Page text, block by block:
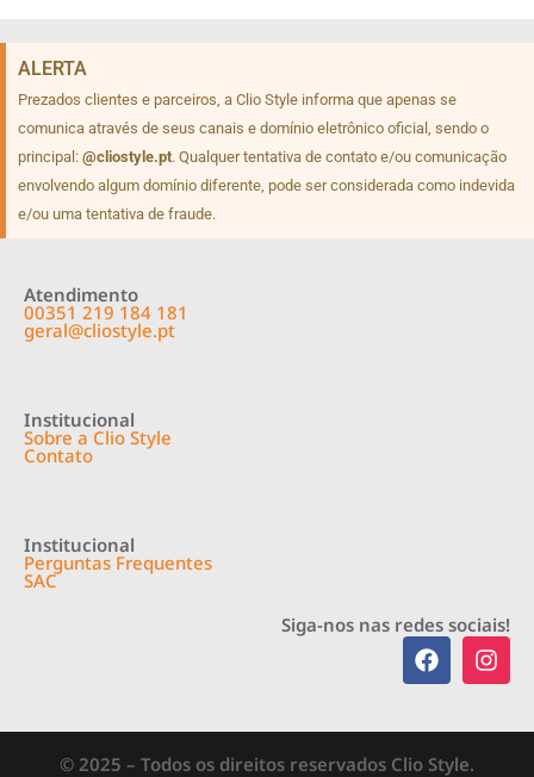
ALERTA
Prezados clientes e parceiros, a Clio Style informa que apenas se
comunica através de seus canais e domínio eletrônico oficial, sendo o
principal: @cliostyle.pt. Qualquer tentativa de contato e/ou comunicação
envolvendo algum domínio diferente, pode ser considerada como indevida
e/ou uma tentativa de fraude.
Atendimento
00351 219 184 181
geral@cliostyle.pt
Institucional
Sobre a Clio Style
Contato
Institucional
Perguntas Frequentes
SAC
Siga-nos nas redes sociais!
© 2025 – Todos os direitos reservados Clio Style.